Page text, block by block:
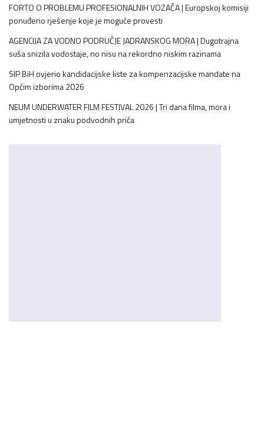
FORTO O PROBLEMU PROFESIONALNIH VOZAČA | Europskoj komisiji
ponuđeno rješenje koje je moguće provesti
AGENCIJA ZA VODNO PODRUČJE JADRANSKOG MORA | Dugotrajna
suša snizila vodostaje, no nisu na rekordno niskim razinama
SIP BiH ovjerio kandidacijske liste za kompenzacijske mandate na
Općim izborima 2026
NEUM UNDERWATER FILM FESTIVAL 2026 | Tri dana filma, mora i
umjetnosti u znaku podvodnih priča